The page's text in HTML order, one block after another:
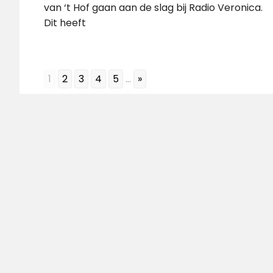
van ‘t Hof gaan aan de slag bij Radio Veronica.
Dit heeft
1 2 3 4 5 ... »